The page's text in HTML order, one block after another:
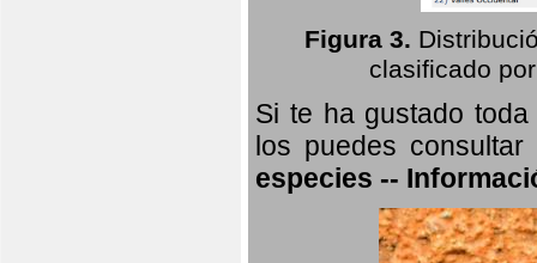
Figura 3.
clasificado
Si te ha gustado
los puedes
especies --